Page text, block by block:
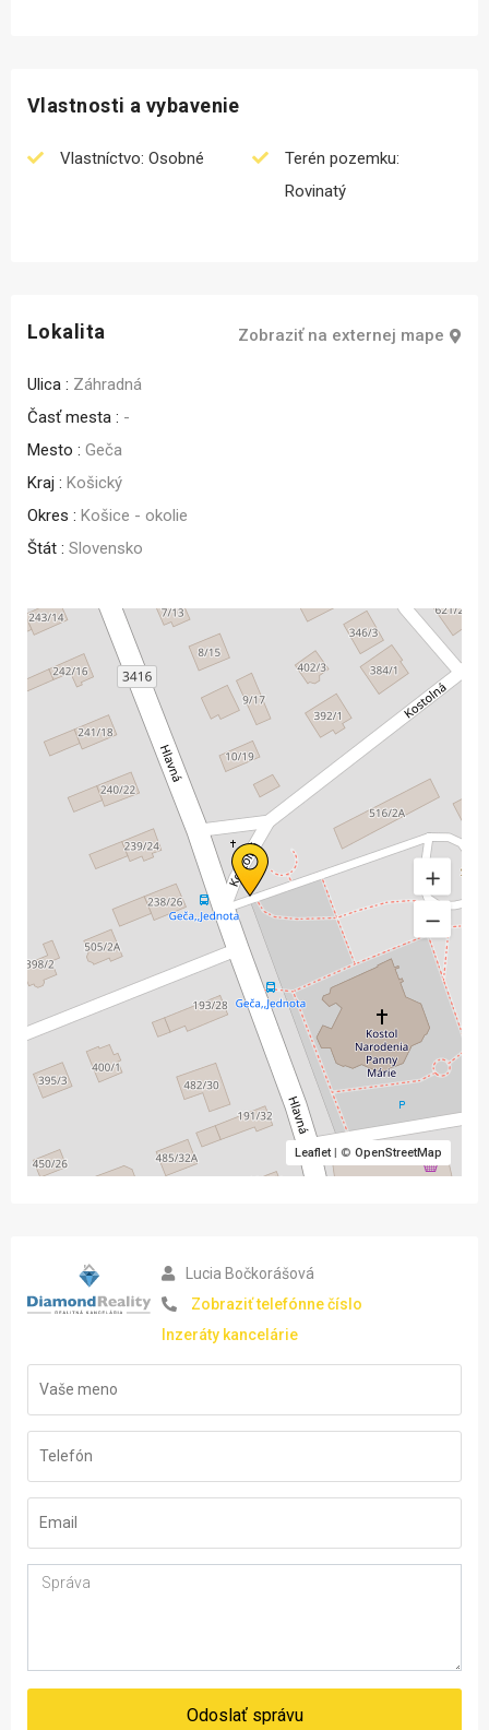
Vlastnosti a vybavenie
Vlastníctvo: Osobné
Terén pozemku:
Rovinatý
Lokalita Zobraziť na externej mape
Ulica : Záhradná
Časť mesta : -
Mesto : Geča
Kraj : Košický
Okres : Košice - okolie
Štát : Slovensko
Leaflet| © OpenStreetMap
Lucia Bočkorášová
Zobraziť telefónne číslo
Inzeráty kancelárie
Odoslať správu